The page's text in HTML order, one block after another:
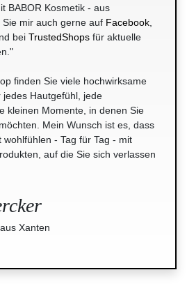
BABOR Kosmetik - aus
mir auch gerne auf Facebook,
bei TrustedShops für aktuelle
finden Sie viele hochwirksame
jedes Hautgefühl, jede
kleinen Momente, in denen Sie
Mein Wunsch ist es, dass
- Tag für Tag - mit
auf die Sie sich verlassen
Xanten